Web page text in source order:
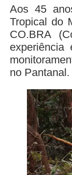
Aos 45
Tropical do
CO.BRA
experiência
no Pantanal.